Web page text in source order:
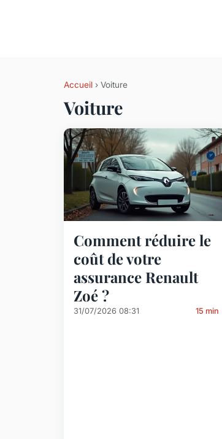
Accueil › Voiture
Voiture
Comment réduire le
coût de votre
assurance Renault
Zoé ?
31/07/2026 08:31 15 min